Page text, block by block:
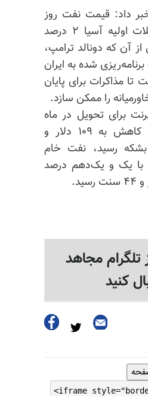
خبر داد: قیمت نفت روز
سه‌شنبه در معاملات اولیه آسیا ۲ درصد
آن که دونالد ترامپ،
شده به ایران
تا مذاکرات برای پایان
را ممکن سازد.
برای تحویل در ماه
ژوئیه با ۲ درصد کاهش به ۱۰۹ دلار و
رسید، نفت خام
یک و یک‌دهم درصد
تلگرام مجاهد
کنید
<iframe